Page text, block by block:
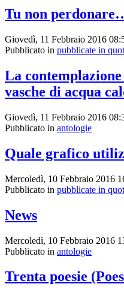
Tu non
Giovedì, 11 Febbraio 2016
Pubblicato in pubblicate in
La
vasche di acqua
Giovedì, 11 Febbraio 2016
Pubblicato in antologie
Quale grafico
Mercoledì, 10 Febbraio 2016
Pubblicato in pubblicate in
News
Mercoledì, 10 Febbraio 2016
Pubblicato in antologie
Trenta poesie